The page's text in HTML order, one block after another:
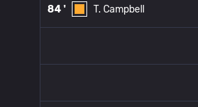
84 ' T. Campbell